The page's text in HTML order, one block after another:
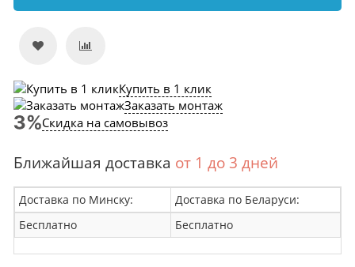
Купить в 1 клик
Заказать монтаж
Скидка на самовывоз
Ближайшая доставка от 1 до 3 дней
Доставка по Минску:
Доставка по Беларуси:
Бесплатно
Бесплатно